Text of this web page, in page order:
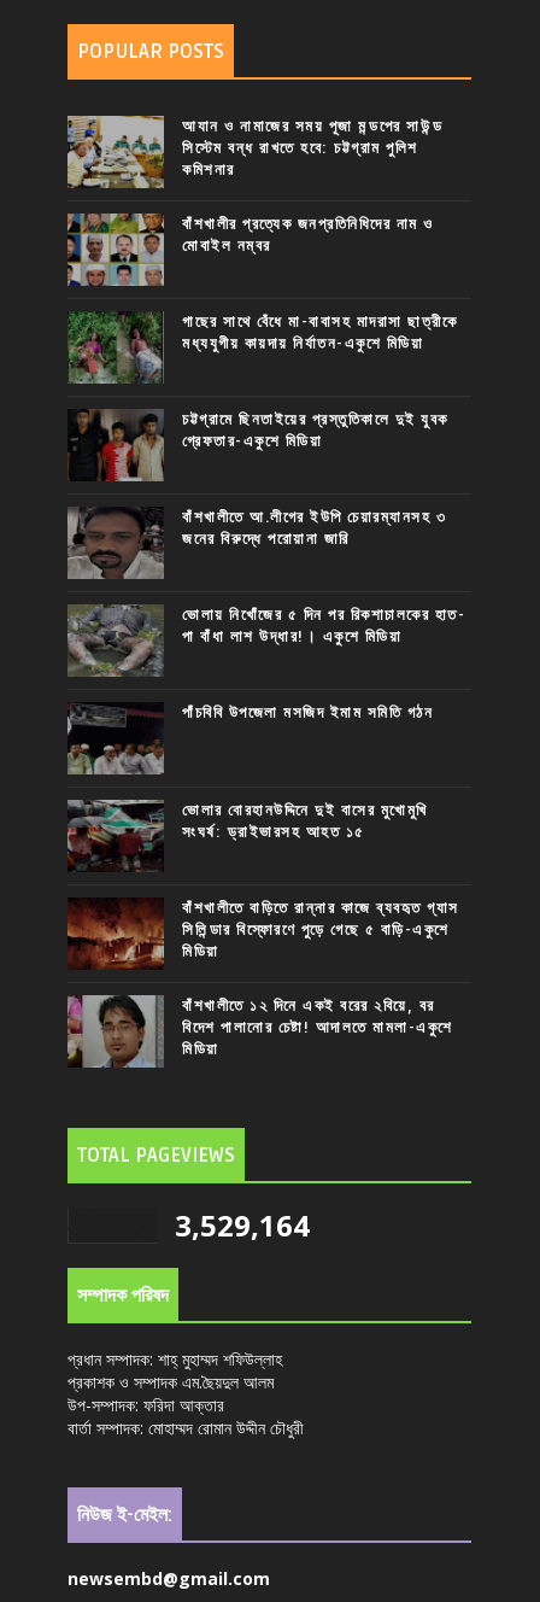
POPULAR POSTS
আযান ও নামাজের সময় পূজা মন্ডপের সাউন্ড
সিস্টেম বন্ধ রাখতে হবে: চট্টগ্রাম পুলিশ
কমিশনার
বাঁশখালীর প্রত্যেক জনপ্রতিনিধিদের নাম ও
মোবাইল নম্বর
গাছের সাথে বেঁধে মা-বাবাসহ মাদরাসা ছাত্রীকে
মধ্যযুগীয় কায়দায় নির্যাতন-একুশে মিডিয়া
চট্টগ্রামে ছিনতাইয়ের প্রস্তুতিকালে দুই যুবক
গ্রেফতার-একুশে মিডিয়া
বাঁশখালীতে আ.লীগের ইউপি চেয়ারম্যানসহ ৩
জনের বিরুদ্ধে পরোয়ানা জারি
ভোলায় নিখোঁজের ৫ দিন পর রিকশাচালকের হাত-
পা বাঁধা লাশ উদ্ধার!। একুশে মিডিয়া
পাঁচবিবি উপজেলা মসজিদ ইমাম সমিতি গঠন
ভোলার বোরহানউদ্দিনে দুই বাসের মুখোমুখি
সংঘর্ষ: ড্রাইভারসহ আহত ১৫
বাঁশখালীতে বাড়িতে রান্নার কাজে ব্যবহৃত গ্যাস
সিলিন্ডার বিস্ফোরণে পুড়ে গেছে ৫ বাড়ি-একুশে
মিডিয়া
বাঁশখালীতে ১২ দিনে একই বরের ২বিয়ে, বর
বিদেশ পালানোর চেষ্টা! আদালতে মামলা-একুশে
মিডিয়া
TOTAL PAGEVIEWS
3,529,164
সম্পাদক পরিষদ
প্রধান সম্পাদক: শাহ্ মুহাম্মদ শফিউল্লাহ
প্রকাশক ও সম্পাদক এম.ছৈয়দুল আলম
উপ-সম্পাদক: ফরিদা আক্তার
বার্তা সম্পাদক: মোহাম্মদ রোমান উদ্দীন চৌধুরী
নিউজ ই-মেইল:
newsembd@gmail.com